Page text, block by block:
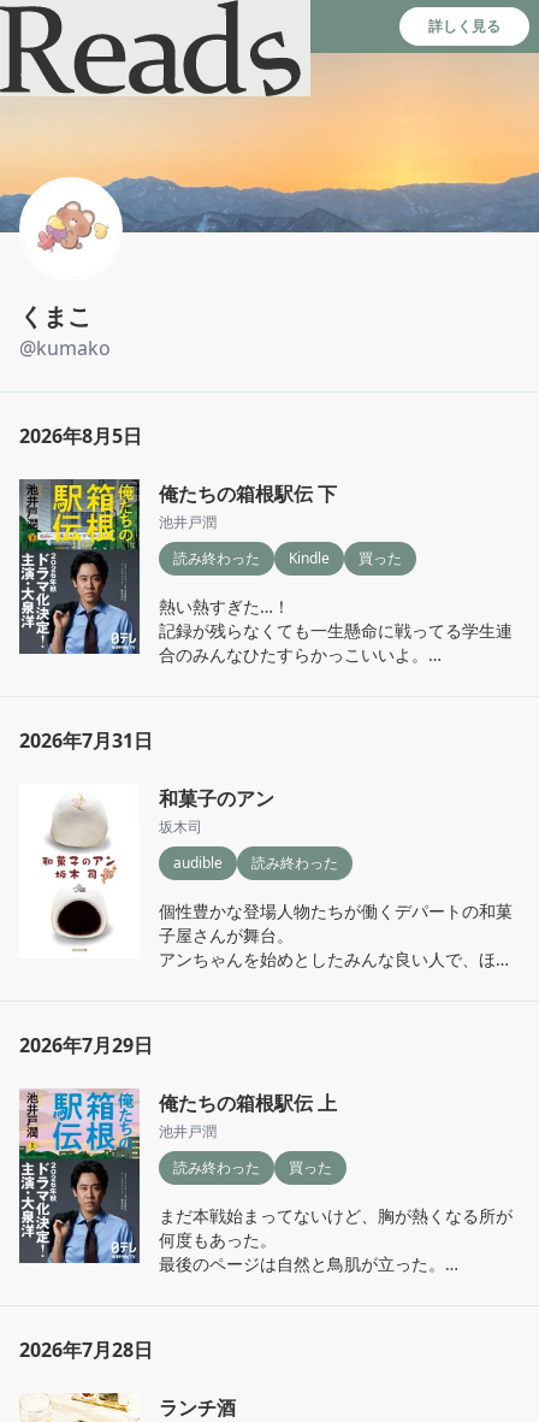
Reads - 読書のSNS＆記録アプリ 詳しく見る
くまこ
@kumako
2026年8月5日
俺たちの箱根駅伝 下
池井戸潤
読み終わった
Kindle 買った
熱い熱すぎた…！
記録が残らなくても一生懸命に戦ってる学生連
合のみんなひたすらかっこいいよ。
2026年7月31日
和菓子のアン
坂木司
audible
読み終わった
個性豊かな登場人物たちが働くデパートの和菓
子屋さんが舞台。
アンちゃんを始めとしたみんな良い人で、ほっ
2026年7月29日
俺たちの箱根駅伝 上
池井戸潤
読み終わった
買った
まだ本戦始まってないけど、胸が熱くなる所が
何度もあった。
最後のページは自然と鳥肌が立った。
2026年7月28日
ランチ酒